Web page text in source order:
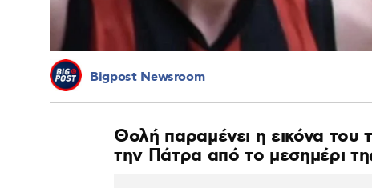
Bigpost Newsroom
Θολή παραμένει η εικόνα του
την Πάτρα από το μεσημέρι